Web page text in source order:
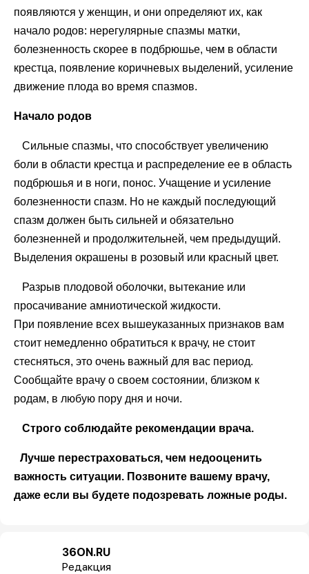
появляются у женщин, и они определяют их, как
начало родов: нерегулярные спазмы матки,
болезненность скорее в подбрюшье, чем в области
крестца, появление коричневых выделений, усиление
движение плода во время спазмов.
Начало родов
Сильные спазмы, что способствует увеличению
боли в области крестца и распределение ее в область
подбрюшья и в ноги, понос. Учащение и усиление
болезненности спазм. Но не каждый последующий
спазм должен быть сильней и обязательно
болезненней и продолжительней, чем предыдущий.
Выделения окрашены в розовый или красный цвет.
Разрыв плодовой оболочки, вытекание или
просачивание амниотической жидкости.
При появление всех вышеуказанных признаков вам
стоит немедленно обратиться к врачу, не стоит
стесняться, это очень важный для вас период.
Сообщайте врачу о своем состоянии, близком к
родам, в любую пору дня и ночи.
Строго соблюдайте рекомендации врача.
Лучше перестраховаться, чем недооценить
важность ситуации. Позвоните вашему врачу,
даже если вы будете подозревать ложные роды.
36ON.RU
Редакция